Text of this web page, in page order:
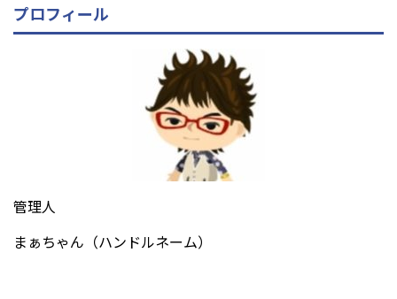
プロフィール
管理人
まぁちゃん（ハンドルネーム）